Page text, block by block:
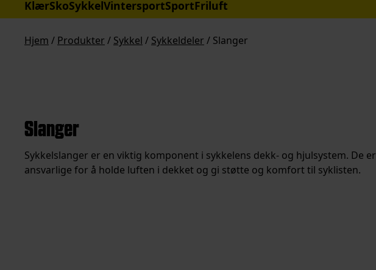
KlærSkoSykkelVintersportSportFriluft
Hjem / Produkter / Sykkel / Sykkeldeler / Slanger
Slanger
Sykkelslanger er en viktig komponent i sykkelens dekk- og hjulsystem. De er
ansvarlige for å holde luften i dekket og gi støtte og komfort til syklisten.